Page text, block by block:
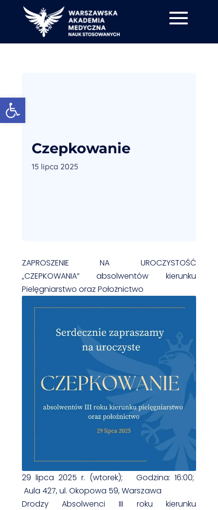
Czepkowanie
15 lipca 2025
ZAPROSZENIE NA UROCZYSTOŚĆ
„CZEPKOWANIA” absolwentów kierunku
Pielęgniarstwo oraz Położnictwo
29 lipca 2025 r. (wtorek); Godzina: 16:00;
Aula 427, ul. Okopowa 59, Warszawa
Drodzy Absolwenci III roku kierunku
Otwórz pasek narzędzi